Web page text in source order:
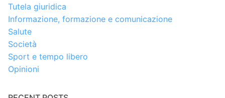
Tutela giuridica
Informazione, formazione e comunicazione
Salute
Società
Sport e tempo libero
Opinioni